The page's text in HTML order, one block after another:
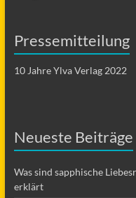
Pressemitteilung
10 Jahre Ylva Verlag 2022
Neueste Beiträge
Was sind sapphische
erklärt